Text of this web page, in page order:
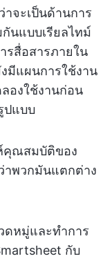
จะเป็นด้านการ
นแบบเรียลไทม์
รสื่อสารภายใน
มีแผนการใช้งาน
องใช้งานก่อน
ปแบบ
ห์คุณสมบัติของ
าพวกมันแตกต่าง
ดหมู่และทำการ
กับ